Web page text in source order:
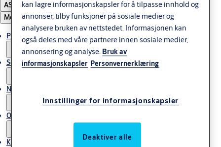
ASSA ABLOY Group
Meny
Produkter og løsninger
Service
Nyheter & artikler
Om ASSA ABLOY Norway
Kontakt oss
kan lagre informasjonskapsler for å tilpasse innhold og
annonser, tilby funksjoner på sosiale medier og
analysere bruken av nettstedet. Informasjonen kan
også deles med våre partnere innen sosiale medier,
annonsering og analyse. Bruk av
informasjonskapsler Personvernerklæring
Innstillinger for informasjonskapsler
Deaktiver alle